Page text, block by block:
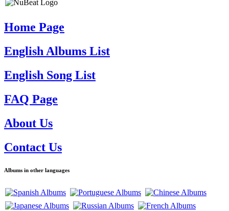
Home Page
English Albums List
English Song List
FAQ Page
About Us
Contact Us
Albums in other languages